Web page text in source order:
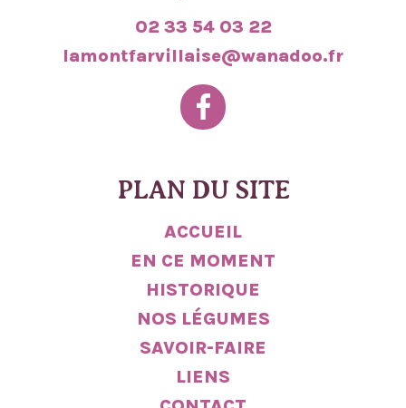
02 33 54 03 22
lamontfarvillaise@wanadoo.fr
PLAN DU SITE
ACCUEIL
EN CE MOMENT
HISTORIQUE
NOS LÉGUMES
SAVOIR-FAIRE
LIENS